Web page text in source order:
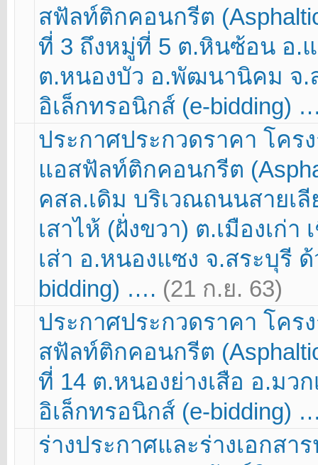
สฟัลท์ติกคอนกรีต
ที่ 3 ถึงหมู่ที่ 5 ต.หินซ้อน อ.
ต.หนองบัว อ.พัฒนานิคม จ.
อิเล็กทรอนิกส์ (e-bidding)
ประกาศประกวดราคา โคร
แอสฟัลท์ติกคอนกรีต
คสล.เดิม บริเวณถนนสายเ
เสาไห้ (ฝั่งขวา) ต.เมืองเก่า
เส่า อ.หนองแซง จ.สระบุรี
bidding) …. (21 ก.ย. 63)
ประกาศประกวดราคา โคร
สฟัลท์ติกคอนกรีต
ที่ 14 ต.หนองย่างเสือ อ.มว
อิเล็กทรอนิกส์ (e-bidding)
ร่างประกาศและร่างเอกสา